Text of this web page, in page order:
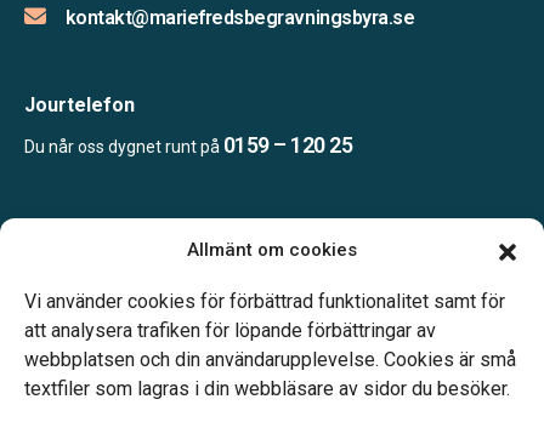
Allmänt om cookies
Vi använder cookies för förbättrad funktionalitet samt för
att analysera trafiken för löpande förbättringar av
webbplatsen och din användarupplevelse. Cookies är små
textfiler som lagras i din webbläsare av sidor du besöker.
kontakt@mariefredsbegravningsbyra.se
Jourtelefon
Du når oss dygnet runt på 0159 – 120 25
Annan tid efter överenskommelse.
Telefonjour dygnet runt.